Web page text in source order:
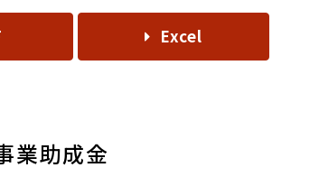
Excel
業助成金